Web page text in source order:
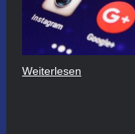
Weiterlesen